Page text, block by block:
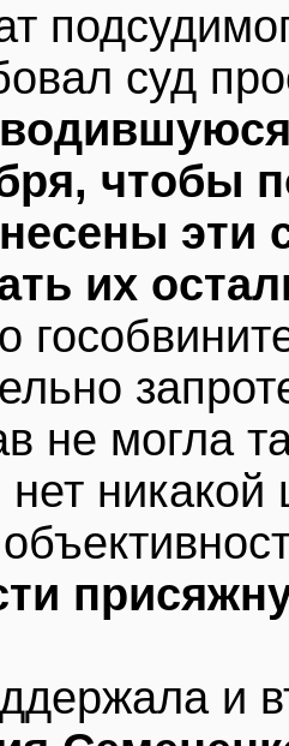
суд
чтобы
эти
их
не могла
нет
и